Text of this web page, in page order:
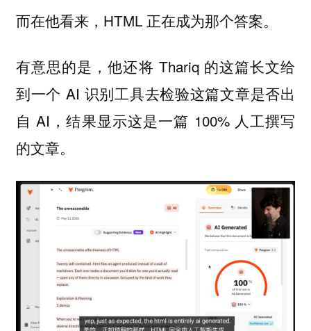
而在他看来，HTML 正在成为那个答案。
有意思的是，他还将 Thariq 的这篇长文给
到一个 AI 识别工具去检验这篇文章是否出
自 AI，结果显示这是一篇 100% 人工撰写
的文章。